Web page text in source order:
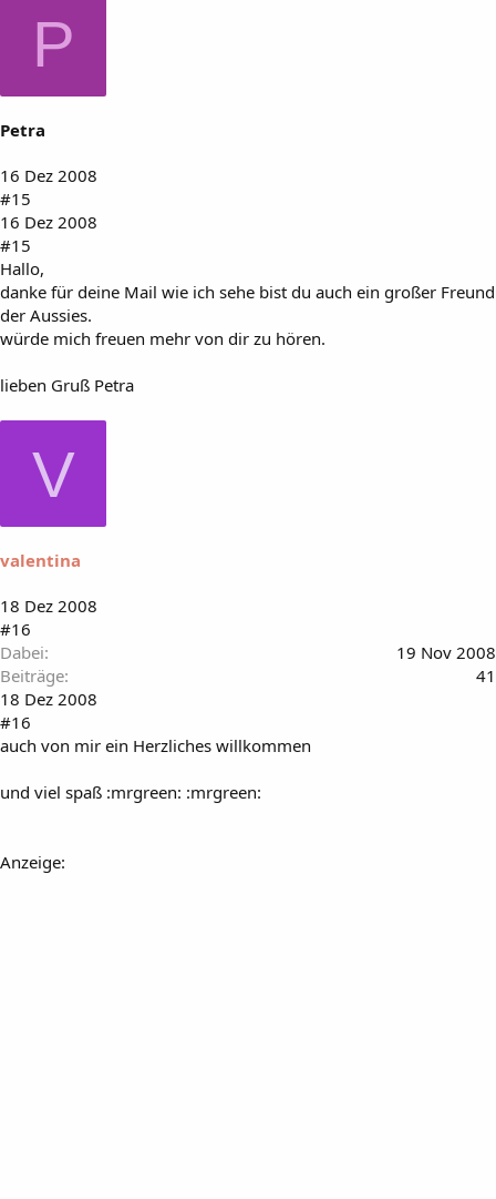
P
Petra
16 Dez 2008
#15
16 Dez 2008
#15
Hallo,
danke für deine Mail wie ich sehe bist du auch ein großer Freund
der Aussies.
würde mich freuen mehr von dir zu hören.
lieben Gruß Petra
V
valentina
18 Dez 2008
#16
Dabei
19 Nov 2008
Beiträge
41
18 Dez 2008
#16
auch von mir ein Herzliches willkommen
und viel spaß :mrgreen: :mrgreen:
Anzeige: